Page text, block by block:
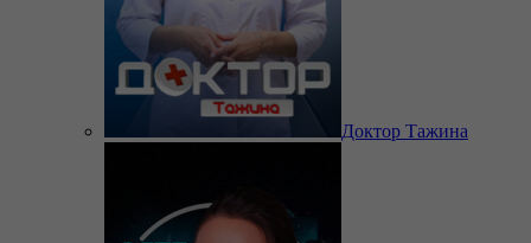
Доктор Тажина